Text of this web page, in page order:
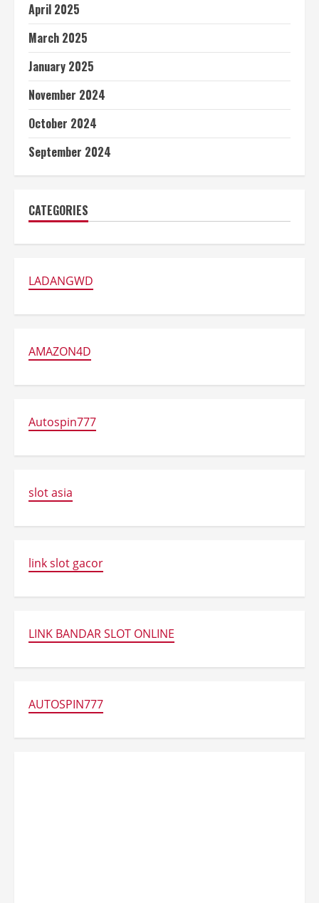
April 2025
March 2025
January 2025
November 2024
October 2024
September 2024
CATEGORIES
LADANGWD
AMAZON4D
Autospin777
slot asia
link slot gacor
LINK BANDAR SLOT ONLINE
AUTOSPIN777